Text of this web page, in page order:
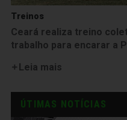
Treinos
Ceará realiza treino
trabalho para encarar a
Leia mais
ÚTIMAS NOTÍCIAS